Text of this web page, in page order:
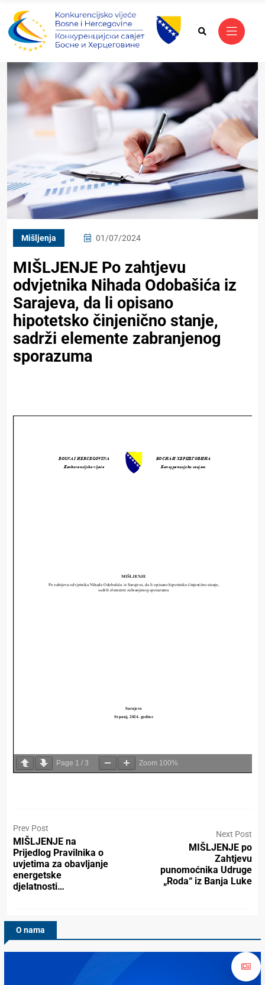
Mišljenja 01/07/2024
MIŠLJENJE Po zahtjevu
odvjetnika Nihada Odobašića iz
Sarajeva, da li opisano
hipotetsko činjenično stanje,
sadrži elemente zabranjenog
sporazuma
Page 1 / 3 Zoom 100%
Prev Post
MIŠLJENJE na
Prijedlog Pravilnika o
uvjetima za obavljanje
energetske
djelatnosti…
Next Post
MIŠLJENJE po
Zahtjevu
punomoćnika Udruge
„Roda“ iz Banja Luke
O nama